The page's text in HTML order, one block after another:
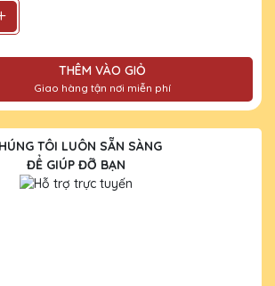
THÊM VÀO GIỎ
Giao hàng tận nơi miễn phí
TÔI LUÔN SẴN SÀNG
ĐỂ GIÚP ĐỠ BẠN